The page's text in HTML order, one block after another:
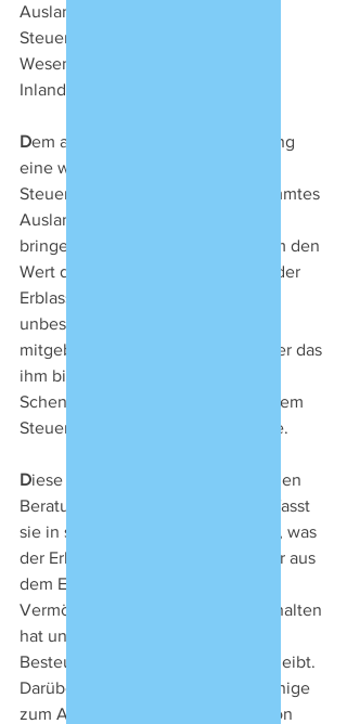
Auslandvermögen miterfasst.
Steuerausländer werden im
Wesentlichen nur mit ihren
Inlandsimmobilien erfasst.
Dem alten Quellenprinzip entsprang
eine weitere Besonderheit: vom
Steuerwert des Nachlass ist bestimmtes
Auslandsvermögen in Abzug zu
bringen. Es handelt sich hierbei um den
Wert desjenigen Vermögens, das der
Erblasser vor seinem Eintritt in die
unbeschränkte Steuerpflicht
mitgebracht, d.h. erworben hat oder das
ihm bis zu seinem Tode durch
Schenkung oder Erbschaft von einem
Steuerausländer zugewandt wurde.
Diese Korrektur ist im internationalen
Beratungskontext bedeutsam, umfasst
sie in s4(e)(iii) EDA auch dasjenige, was
der Erblasser aus der Nutzung oder aus
dem Erlös dieses begünstigten
Vermögens bis zum Todestage erhalten
hat und so lange es bis zum
Besteuerungszeitpunkt offshore bleibt.
Darüber hinaus kommt auch dasjenige
zum Abzug, was aus der Liquidation